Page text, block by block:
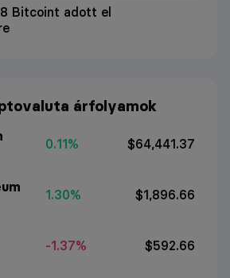
Bitcoint adott el
árfolyamok
0.11% $64,441.37
1.30% $1,896.66
-1.37% $592.66